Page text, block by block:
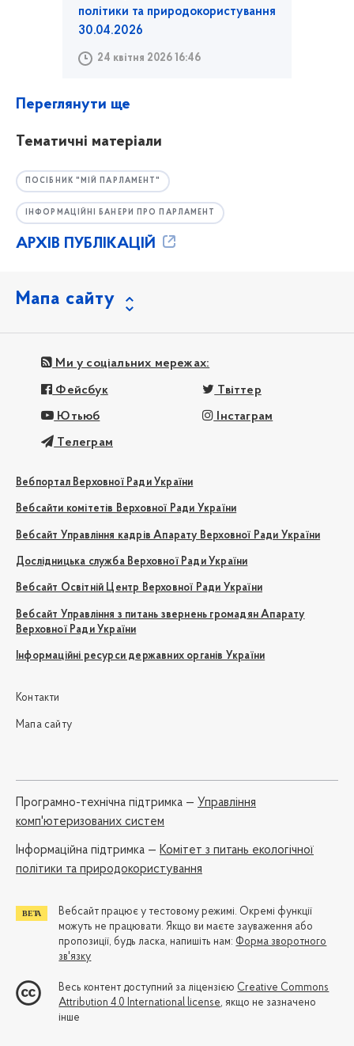
політики та природокористування
30.04.2026
24 квітня 2026 16:46
Переглянути ще
Тематичні матеріали
ПОСІБНИК "МІЙ ПАРЛАМЕНТ"
ІНФОРМАЦІЙНІ БАНЕРИ ПРО ПАРЛАМЕНТ
АРХІВ ПУБЛІКАЦІЙ
Мапа сайту
Ми у соціальних мережах:
Фейсбук Твіттер
Ютьюб Інстаграм
Телеграм
Вебпортал Верховної Ради України
Вебсайти комітетів Верховної Ради України
Вебсайт Управління кадрів Апарату Верховної Ради України
Дослідницька служба Верховної Ради України
Вебсайт Освітній Центр Верховної Ради України
Вебсайт Управління з питань звернень громадян Апарату
Верховної Ради України
Інформаційні ресурси державних органів України
Контакти
Мапа сайту
Програмно-технічна підтримка — Управління
комп'ютеризованих систем
Iнформаційна підтримка — Комітет з питань екологічної
політики та природокористування
Вебсайт працює у тестовому режимі. Окремі функції
можуть не працювати. Якщо ви маєте зауваження або
пропозиції, будь ласка, напишіть нам: Форма зворотного
зв'язку
Весь контент доступний за ліцензією Creative Commons
Attribution 4.0 International license, якщо не зазначено
інше